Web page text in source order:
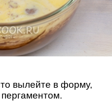
вылейте в форму,